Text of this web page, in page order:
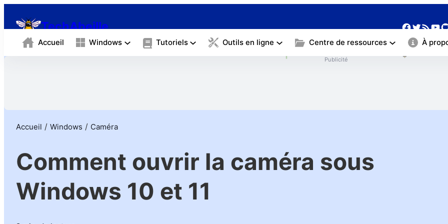
TechAbeille Flux RSS
Accueil Windows Tutoriels Outils en ligne Centre de ressources À
Publicité
Accueil / Windows / Caméra
Comment ouvrir la caméra sous
Windows 10 et 11